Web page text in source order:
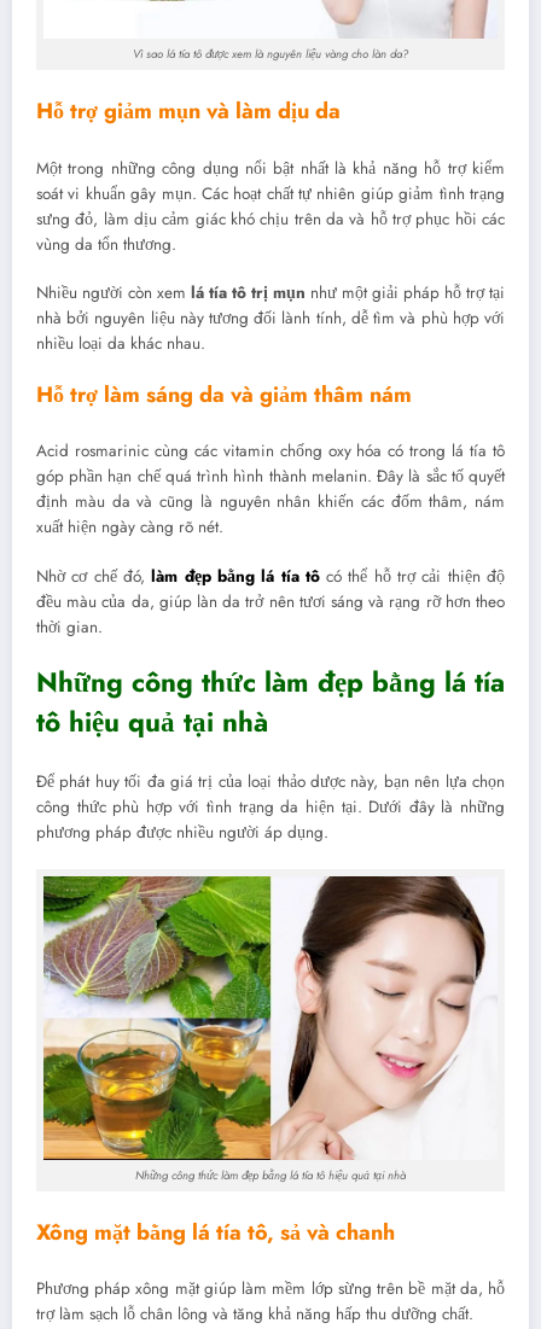
Vì sao lá tía tô được xem là nguyên liệu vàng cho làn da?
Hỗ trợ giảm mụn và làm dịu da
Một trong những công dụng nổi bật nhất là khả năng hỗ trợ kiểm
soát vi khuẩn gây mụn. Các hoạt chất tự nhiên giúp giảm tình trạng
sưng đỏ, làm dịu cảm giác khó chịu trên da và hỗ trợ phục hồi các
vùng da tổn thương.
Nhiều người còn xem lá tía tô trị mụn như một giải pháp hỗ trợ tại
nhà bởi nguyên liệu này tương đối lành tính, dễ tìm và phù hợp với
nhiều loại da khác nhau.
Hỗ trợ làm sáng da và giảm thâm nám
Acid rosmarinic cùng các vitamin chống oxy hóa có trong lá tía tô
góp phần hạn chế quá trình hình thành melanin. Đây là sắc tố quyết
định màu da và cũng là nguyên nhân khiến các đốm thâm, nám
xuất hiện ngày càng rõ nét.
Nhờ cơ chế đó,làm đẹp bằng lá tía tôcó thể hỗ trợ cải thiện độ
đều màu của da, giúp làn da trở nên tươi sáng và rạng rỡ hơn theo
thời gian.
Những công thức làm đẹp bằng lá tía
tô hiệu quả tại nhà
Để phát huy tối đa giá trị của loại thảo dược này, bạn nên lựa chọn
công thức phù hợp với tình trạng da hiện tại. Dưới đây là những
phương pháp được nhiều người áp dụng.
Những công thức làm đẹp bằng lá tía tô hiệu quả tại nhà
Xông mặt bằng lá tía tô, sả và chanh
Phương pháp xông mặt giúp làm mềm lớp sừng trên bề mặt da, hỗ
trợ làm sạch lỗ chân lông và tăng khả năng hấp thu dưỡng chất.